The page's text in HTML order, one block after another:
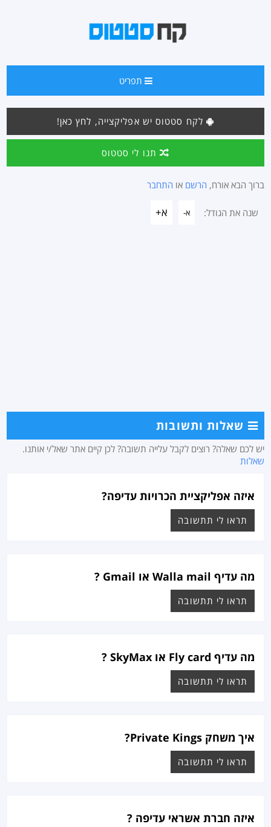
תפריט
לקח סטטוס יש אפליקצייה, לחץ כאן!
תנו לי סטטוס
ברוך הבא אורח, הרשם או התחבר
שנה את הגודל: א- א+
שאלות ותשובות
יש לכם שאלה? רוצים לקבל עלייה תשובה? לכן קיים אתר שאל/י אותנו.
שאלות
איזה אפליקציית הכרויות עדיפה?
תראו לי תתשובה
מה עדיף Walla mail או Gmail ?
תראו לי תתשובה
מה עדיף Fly card או SkyMax ?
תראו לי תתשובה
איך משחק Private Kings?
תראו לי תתשובה
איזה חברת אשראי עדיפה ?